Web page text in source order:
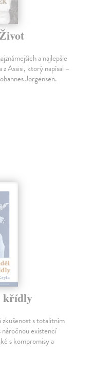
a najlepšie
z Assisi, ktorý napísal –
Jorgensen.
křídly
s totalitním
existencí
s kompromisy a